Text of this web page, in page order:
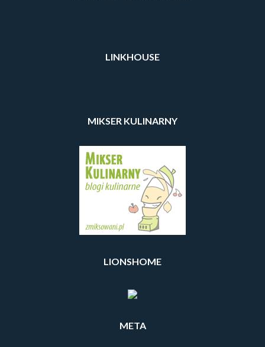
LINKHOUSE
MIKSER KULINARNY
LIONSHOME
META